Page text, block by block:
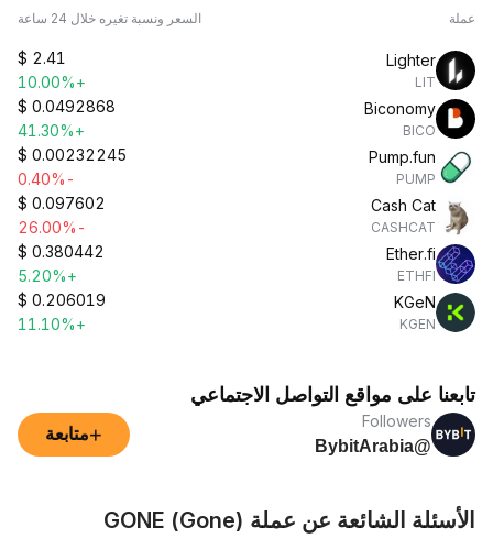
عملة السعر ونسبة تغيره خلال 24 ساعة
Lighter
LIT
$ 2.41
+10.00%
Biconomy
BICO
$ 0.0492868
+41.30%
Pump.fun
PUMP
$ 0.00232245
-0.40%
Cash Cat
CASHCAT
$ 0.097602
-26.00%
Ether.fi
ETHFI
$ 0.380442
+5.20%
KGeN
KGEN
$ 0.206019
+11.10%
تابعنا على مواقع التواصل الاجتماعي
Followers
@BybitArabia
+متابعة
الأسئلة الشائعة عن عملة GONE (Gone)